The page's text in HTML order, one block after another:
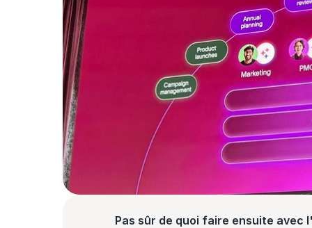
Pas sûr de quoi faire ensuite avec